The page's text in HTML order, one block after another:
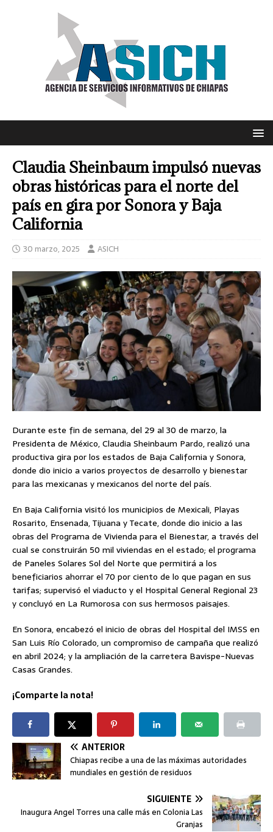
Claudia Sheinbaum impulsó nuevas
obras históricas para el norte del
país en gira por Sonora y Baja
California
30 marzo, 2025 ASICH
Durante este fin de semana, del 29 al 30 de marzo, la
Presidenta de México, Claudia Sheinbaum Pardo, realizó una
productiva gira por los estados de Baja California y Sonora,
donde dio inicio a varios proyectos de desarrollo y bienestar
para las mexicanas y mexicanos del norte del país.
En Baja California visitó los municipios de Mexicali, Playas
Rosarito, Ensenada, Tijuana y Tecate, donde dio inicio a las
obras del Programa de Vivienda para el Bienestar, a través del
cual se construirán 50 mil viviendas en el estado; el programa
de Paneles Solares Sol del Norte que permitirá a los
beneficiarios ahorrar el 70 por ciento de lo que pagan en sus
tarifas; supervisó el viaducto y el Hospital General Regional 23
y concluyó en La Rumorosa con sus hermosos paisajes.
En Sonora, encabezó el inicio de obras del Hospital del IMSS en
San Luis Río Colorado, un compromiso de campaña que realizó
en abril 2024; y la ampliación de la carretera Bavispe-Nuevas
Casas Grandes.
¡Comparte la nota!
ANTERIOR
Chiapas recibe a una de las máximas autoridades
mundiales en gestión de residuos
SIGUIENTE
Inaugura Angel Torres una calle más en Colonia Las
Granjas